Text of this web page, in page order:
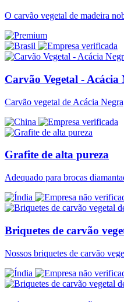
O carvão vegetal de madeira
Carvão Vegetal - Acácia
Carvão vegetal de Acácia
Grafite de alta pureza
Adequado para brocas
Briquetes de carvão
Nossos briquetes de carvão